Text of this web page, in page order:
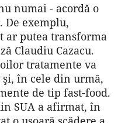
numai - acordă o
De exemplu,
ar putea transforma
Claudiu Cazacu.
tratamente va
în cele din urmă,
de tip fast-food.
SUA a afirmat, în